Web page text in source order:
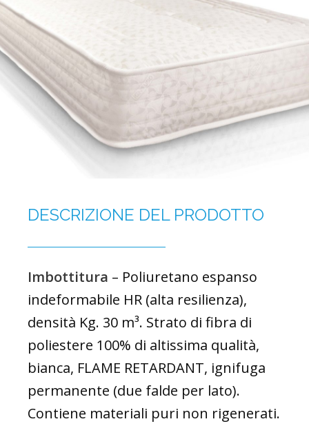
DESCRIZIONE DEL PRODOTTO
Imbottitura – Poliuretano espanso
indeformabile HR (alta resilienza),
densità Kg. 30 m³. Strato di fibra di
poliestere 100% di altissima qualità,
bianca, FLAME RETARDANT, ignifuga
permanente (due falde per lato).
Contiene materiali puri non rigenerati.